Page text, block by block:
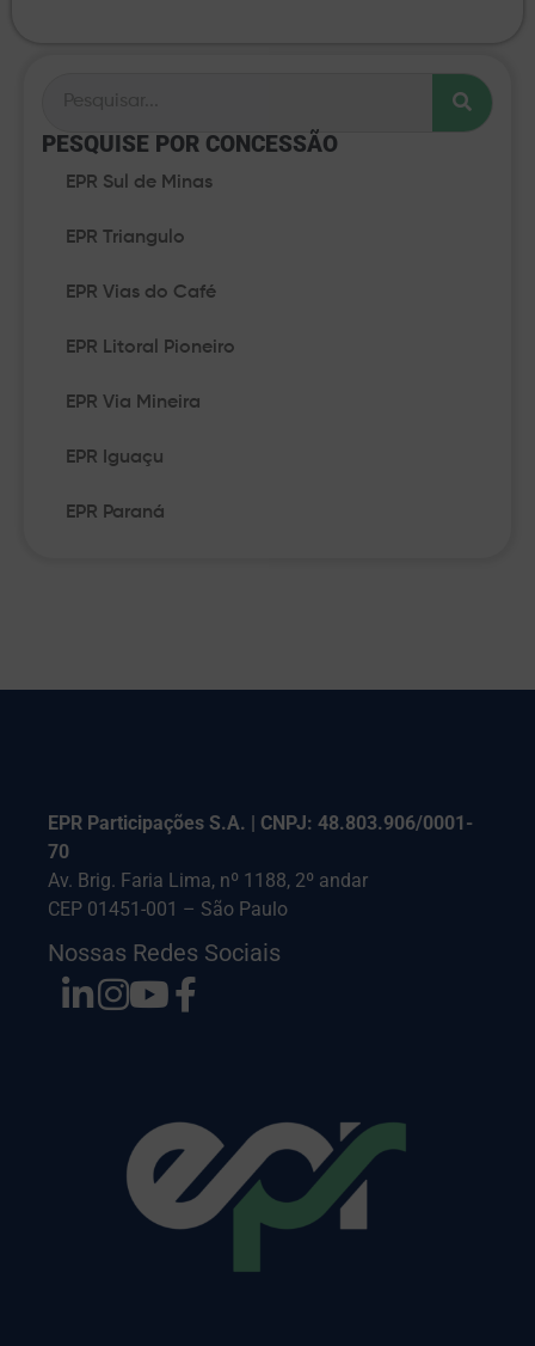
PESQUISE POR CONCESSÃO​
EPR Sul de Minas
EPR Triangulo
EPR Vias do Café
EPR Litoral Pioneiro
EPR Via Mineira
EPR Iguaçu
EPR Paraná
EPR Participações S.A. | CNPJ: 48.803.906/0001-
70
Av. Brig. Faria Lima, nº 1188, 2º andar
CEP 01451-001 – São Paulo
Nossas Redes Sociais